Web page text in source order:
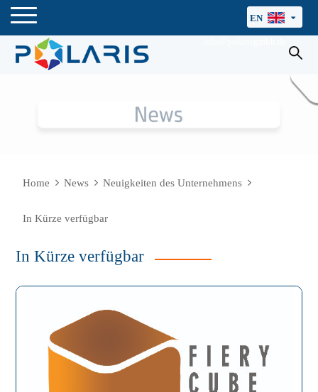
EN
Home News Neuigkeiten des Unternehmens
In Kürze verfügbar
In Kürze verfügbar